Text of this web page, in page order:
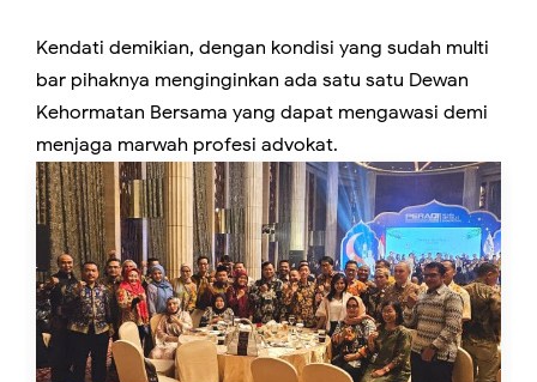
Kendati demikian, dengan kondisi yang sudah multi
bar pihaknya menginginkan ada satu satu Dewan
Kehormatan Bersama yang dapat mengawasi demi
menjaga marwah profesi advokat.